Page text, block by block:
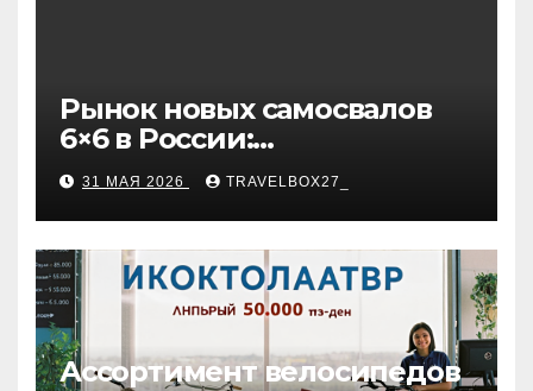
Рынок новых самосвалов
6×6 в России:
характеристики и цены
31 МАЯ 2026 TRAVELBOX27_
Ассортимент велосипедов